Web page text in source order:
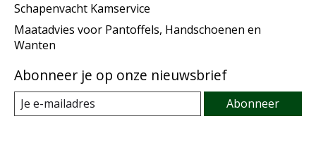
Schapenvacht Kamservice
Maatadvies voor Pantoffels, Handschoenen en
Wanten
Abonneer je op onze nieuwsbrief
Abonneer